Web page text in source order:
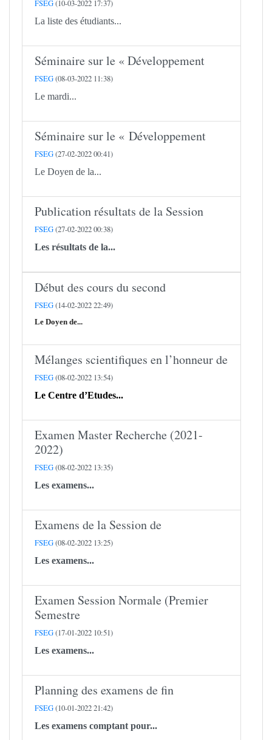
FSEG(10-03-2022 17:37)
La liste des étudiants...
Séminaire sur le « Développement
FSEG(08-03-2022 11:38)
Le mardi...
Séminaire sur le « Développement
FSEG(27-02-2022 00:41)
Le Doyen de la...
Publication résultats de la Session
FSEG(27-02-2022 00:38)
Les résultats de la...
Début des cours du second
FSEG(14-02-2022 22:49)
Le Doyen de...
Mélanges scientifiques en l’honneur de
FSEG(08-02-2022 13:54)
Le Centre d’Etudes...
Examen Master Recherche (2021-
2022)
FSEG(08-02-2022 13:35)
Les examens...
Examens de la Session de
FSEG(08-02-2022 13:25)
Les examens...
Examen Session Normale (Premier
Semestre
FSEG(17-01-2022 10:51)
Les examens...
Planning des examens de fin
FSEG(10-01-2022 21:42)
Les examens comptant pour...